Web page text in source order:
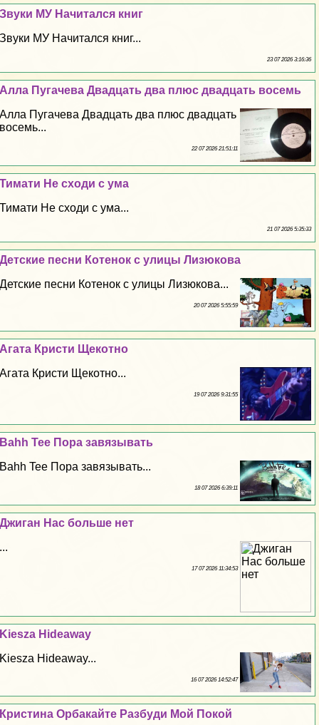
Звуки МУ Начитался книг
Звуки МУ Начитался книг...
23 07 2026 3:16:36
Алла Пугачева Двадцать два плюс двадцать восемь
Алла Пугачева Двадцать два плюс двадцать
восемь...
22 07 2026 21:51:11
Тимати Не сходи с ума
Тимати Не сходи с ума...
21 07 2026 5:35:33
Детские песни Котенок с улицы Лизюкова
Детские песни Котенок с улицы Лизюкова...
20 07 2026 5:55:59
Агата Кристи Щекотно
Агата Кристи Щекотно...
19 07 2026 9:31:55
Bahh Tee Пора завязывать
Bahh Tee Пора завязывать...
18 07 2026 6:39:11
Джиган Нас больше нет
...
17 07 2026 11:34:53
Kiesza Hideaway
Kiesza Hideaway...
16 07 2026 14:52:47
Кристина Орбакайте Разбуди Мой Покой